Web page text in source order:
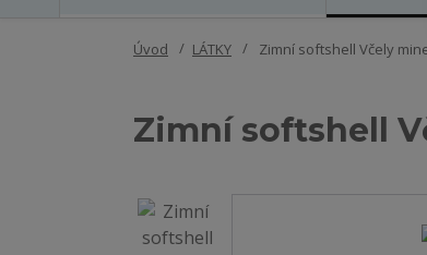
Úvod LÁTKY Zimní softshell Včely
Zimní softshell